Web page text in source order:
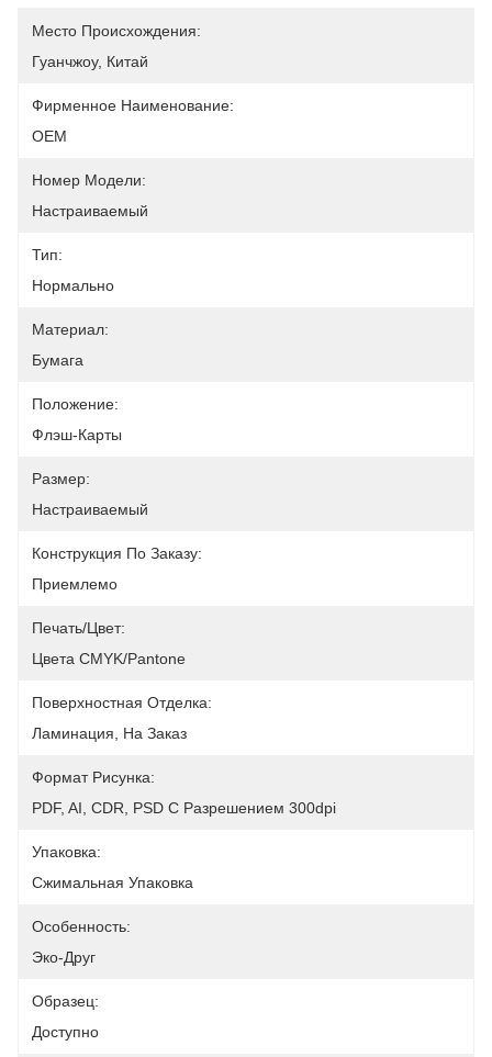
Место Происхождения:
Гуанчжоу, Китай
Фирменное Наименование:
OEM
Номер Модели:
Настраиваемый
Тип:
Нормально
Материал:
Бумага
Положение:
Флэш-Карты
Размер:
Настраиваемый
Конструкция По Заказу:
Приемлемо
Печать/цвет:
Цвета CMYK/Pantone
Поверхностная Отделка:
Ламинация, На Заказ
Формат Рисунка:
PDF, AI, CDR, PSD С Разрешением 300dpi
Упаковка:
Сжимальная Упаковка
Особенность:
Эко-Друг
Образец:
Доступно